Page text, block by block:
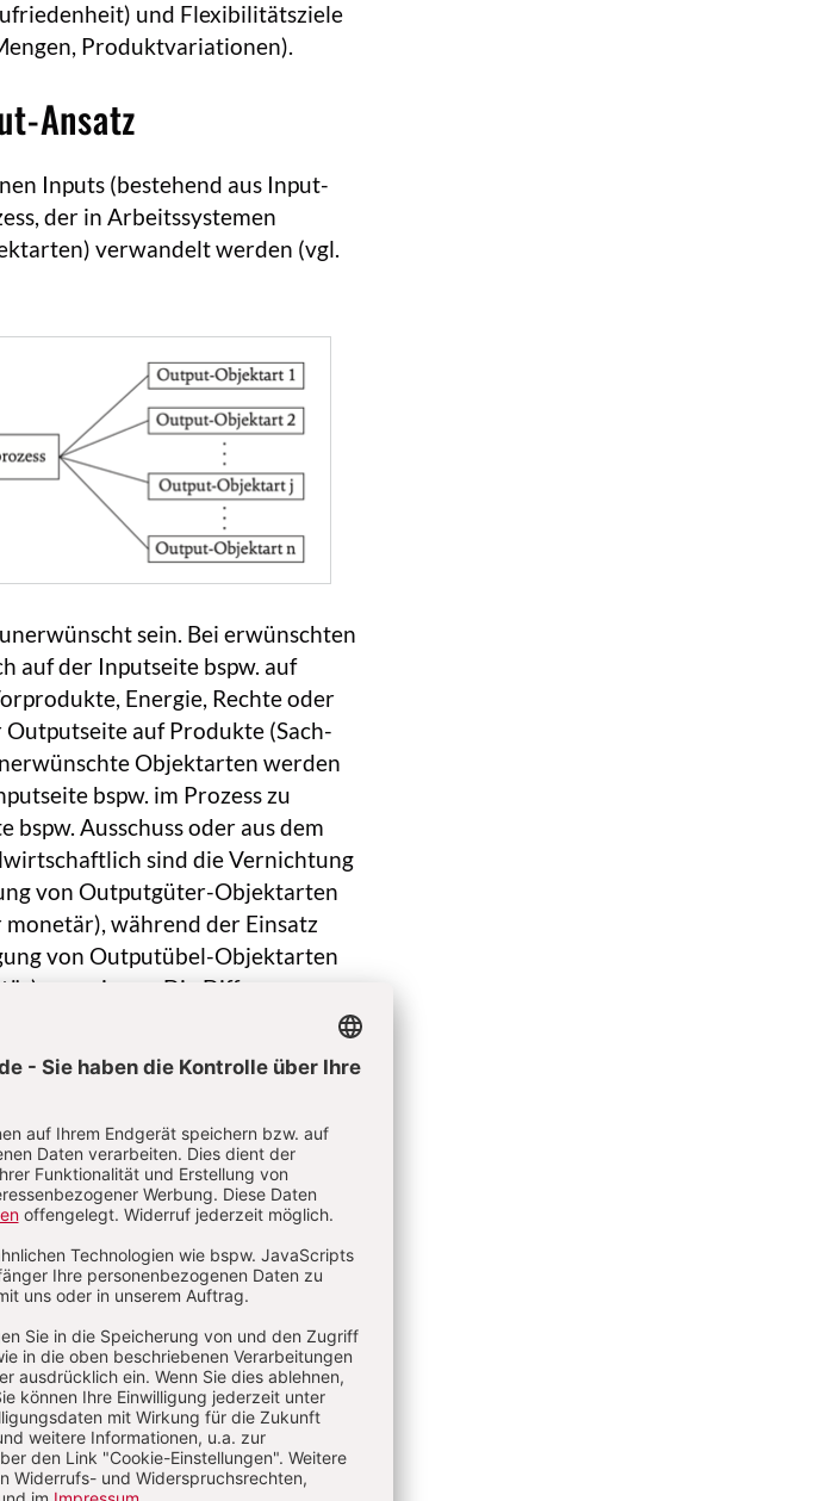
und Flexibilitätsziele
Produktvariationen).
Ansatz
Inputs (bestehend aus Input-
der in Arbeitssystemen
verwandelt werden (vgl.
sein. Bei erwünschten
auf der Inputseite bspw. auf
Energie, Rechte oder
auf Produkte (Sach-
Objektarten werden
bspw. im Prozess zu
Ausschuss oder aus dem
sind die Vernichtung
von Outputgüter-Objektarten
während der Einsatz
von Outputübel-Objektarten
generieren. Die Differenz
Erfolg) ist eng mit dem Begriff
wirtschaftliches
werden durch einen expliziten
(Produkten oder
Reduktionen, bei denen die
Inputübeln Auslöser des
werden im
Betrachtung meist
ingenieurwissenschaftlichen
und Gestaltung des